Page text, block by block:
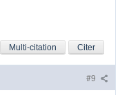
Citer
Multi-citation
#9